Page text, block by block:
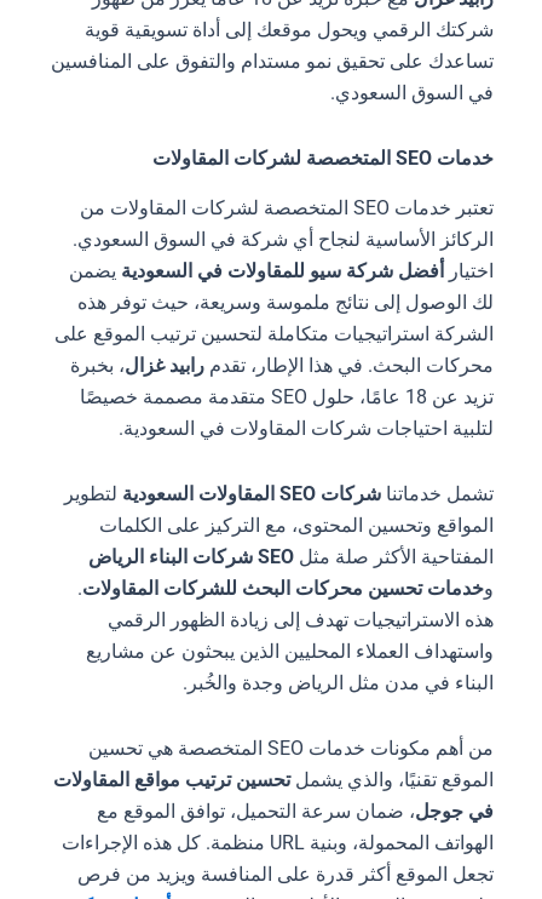
شركتك الرقمي ويحول موقعك إلى أداة تسويقية قوية
تساعدك على تحقيق نمو مستدام والتفوق على المنافسين
في السوق السعودي.
خدمات SEO المتخصصة لشركات المقاولات
تعتبر خدمات SEO المتخصصة لشركات المقاولات من
الركائز الأساسية لنجاح أي شركة في السوق السعودي.
اختيارأفضل شركة سيو للمقاولات في السعوديةيضمن
لك الوصول إلى نتائج ملموسة وسريعة، حيث توفر هذه
الشركة استراتيجيات متكاملة لتحسين ترتيب الموقع على
محركات البحث. في هذا الإطار، تقدمرابيد غزال، بخبرة
تزيد عن 18 عامًا، حلول SEO متقدمة مصممة خصيصًا
لتلبية احتياجات شركات المقاولات في السعودية.
تشمل خدماتناشركات SEO المقاولات السعودية
لتطوير
المواقع وتحسين المحتوى، مع التركيز على الكلمات
المفتاحية الأكثر صلة مثل SEO شركات البناء الرياض
خدمات تحسين محركات البحث للشركات المقاولات.
هذه الاستراتيجيات تهدف إلى زيادة الظهور الرقمي
واستهداف العملاء المحليين الذين يبحثون عن مشاريع
البناء في مدن مثل الرياض وجدة والخُبر.
من أهم مكونات خدمات SEO المتخصصة هي تحسين
الموقع تقنيًا، والذي يشمل تحسين ترتيب مواقع المقاولات
في جوجل، ضمان سرعة التحميل، توافق الموقع مع
الهواتف المحمولة، وبنية URL منظمة. كل هذه الإجراءات
تجعل الموقع أكثر قدرة على المنافسة ويزيد من فرص